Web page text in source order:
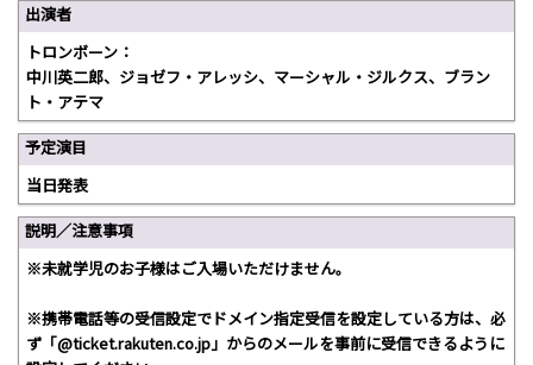
出演者
トロンボーン：
中川英二郎、ジョゼフ・アレッシ、マーシャル・ジルクス、ブラン
ト・アテマ
予定演目
当日発表
説明／注意事項
※未就学児のお子様はご入場いただけません。
※携帯電話等の受信設定でドメイン指定受信を設定している方は、必
ず「@ticket.rakuten.co.jp」からのメールを事前に受信できるように